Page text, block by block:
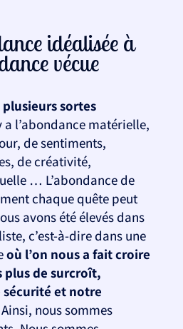
idéalisée à
vécue
sortes
a l’abondance matérielle,
de sentiments,
de créativité,
… L’abondance de
chaque quête peut
avons été élevés dans
c’est-à-dire dans une
où l’on nous a fait croire
plus de surcroît,
et notre
nous sommes